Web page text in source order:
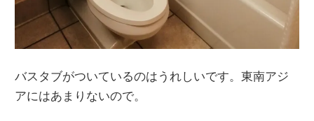
バスタブがついているのはうれしいです。東南アジ
アにはあまりないので。